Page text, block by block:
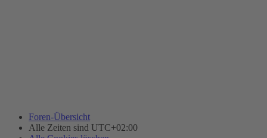
Foren-Übersicht
Alle Zeiten sind UTC+02:00